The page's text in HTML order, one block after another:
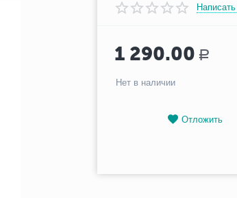
1 290.00 Р
Нет в наличии
Отложить